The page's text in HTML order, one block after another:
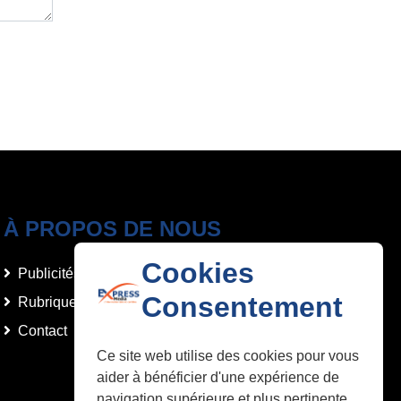
Cookies
Consentement
Ce site web utilise des cookies pour vous
aider à bénéficier d'une expérience de
À PROPOS DE NOUS
Publicités et Annonces
Rubriques
Contact